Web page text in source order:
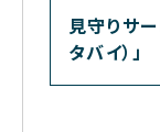
見守りサ
タバイ）」